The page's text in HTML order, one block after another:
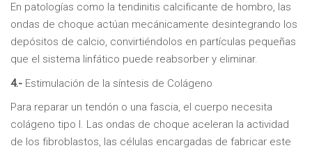
En patologías como la tendinitis calcificante de hombro, las
ondas de choque actúan mecánicamente desintegrando los
depósitos de calcio, convirtiéndolos en partículas pequeñas
que el sistema linfático puede reabsorber y eliminar.
4.- Estimulación de la síntesis de Colágeno
Para reparar un tendón o una fascia, el cuerpo necesita
colágeno tipo I. Las ondas de choque aceleran la actividad
de los fibroblastos, las células encargadas de fabricar este